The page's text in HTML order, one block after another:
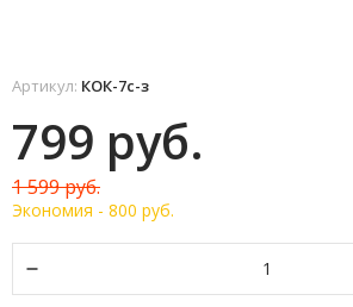
Артикул: КОК-7с-з
799 руб.
1 599 руб.
Экономия - 800 руб.